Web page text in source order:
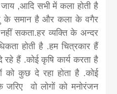
,आदि सभी में कला होती है
के समान है और कला के वगैर
सकता.हर व्यक्ति के अन्दर
होती है .हम चित्रकार हैं
हैं .कोई कृषि कार्य करता है
को कुछ दे रहा होता है .कोई
जरिए वो लोगों को मनोरंजन